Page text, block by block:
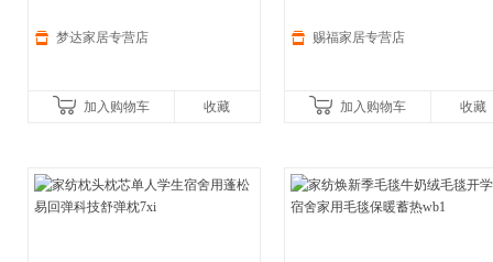
梦达家居专营店
加入购物车 收藏
赐福家居专营店
加入购物车 收藏